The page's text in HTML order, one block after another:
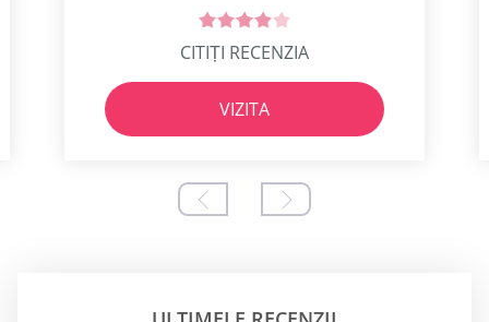
CITIȚI RECENZIA
VIZITA